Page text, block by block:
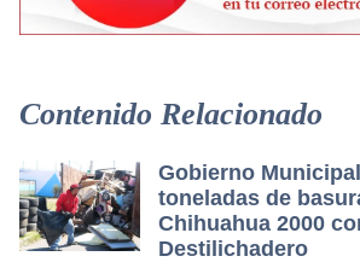
Contenido Relacionado
Gobierno
toneladas de
Chihuahua 2000
Destilichadero